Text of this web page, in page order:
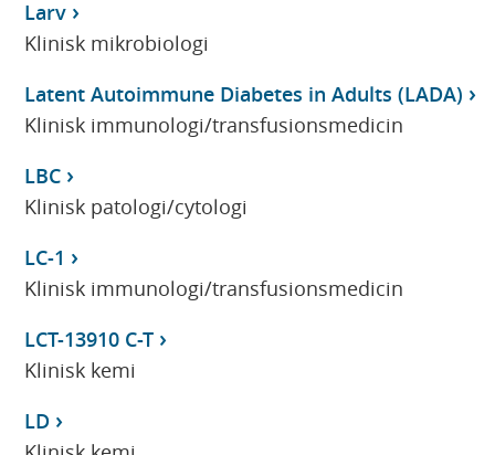
Larv
Klinisk mikrobiologi
Latent Autoimmune Diabetes in Adults (LADA)
Klinisk immunologi/transfusionsmedicin
LBC
Klinisk patologi/cytologi
LC-1
Klinisk immunologi/transfusionsmedicin
LCT-13910 C-T
Klinisk kemi
LD